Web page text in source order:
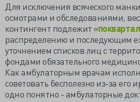
Для исключения всяческого
осмотрами и обследованиями,
контингент подлежит «
распределению и последующим
уточнением списков лиц с
фондами обязательного
Как амбулаторным врачам
советовать бесполезно из-за его
одно понятно - амбулаторные